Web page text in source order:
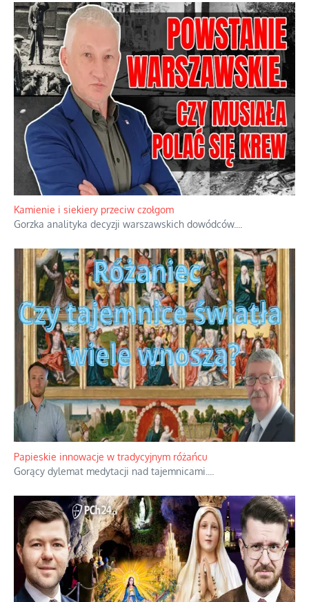
Familijny spór o biskupie sakry
Rodzinna polemika wokół sakr w Écône.
Kamienie i siekiery przeciw czołgom
Gorzka analityka decyzji warszawskich dowódców.